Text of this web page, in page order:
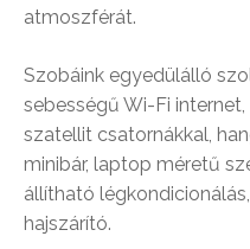
atmoszférát.
Szobáink egyedülálló
sebességű Wi-Fi
szatellit csatornákkal,
minibár, laptop méretű
állítható
hajszárító.